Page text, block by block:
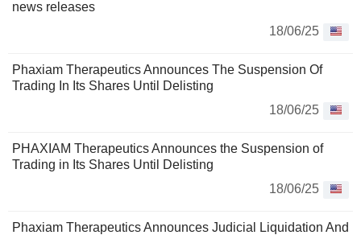
news releases
18/06/25
Phaxiam Therapeutics Announces The Suspension Of
Trading In Its Shares Until Delisting
18/06/25
PHAXIAM Therapeutics Announces the Suspension of
Trading in Its Shares Until Delisting
18/06/25
Phaxiam Therapeutics Announces Judicial Liquidation And